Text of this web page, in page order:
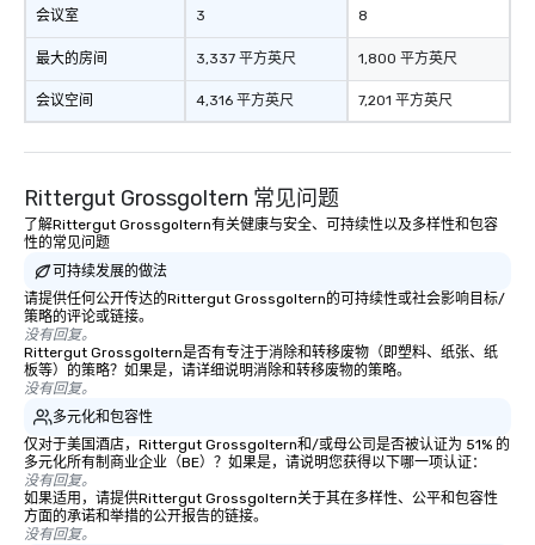
会议室
最大的房间
会议空间
3
3,337 平方英尺
4,316 平方英尺
8
1,800 平方英尺
7,201 平方英尺
Rittergut Grossgoltern 常见问题
了解Rittergut Grossgoltern有关健康与安全、可持续性以及多样性和包容
性的常见问题
可持续发展的做法
请提供任何公开传达的Rittergut Grossgoltern的可持续性或社会影响目标/
策略的评论或链接。
没有回复。
Rittergut Grossgoltern是否有专注于消除和转移废物（即塑料、纸张、纸
板等）的策略？如果是，请详细说明消除和转移废物的策略。
没有回复。
多元化和包容性
仅对于美国酒店，Rittergut Grossgoltern和/或母公司是否被认证为 51% 的
多元化所有制商业企业（BE）？如果是，请说明您获得以下哪一项认证：
没有回复。
如果适用，请提供Rittergut Grossgoltern关于其在多样性、公平和包容性
方面的承诺和举措的公开报告的链接。
没有回复。